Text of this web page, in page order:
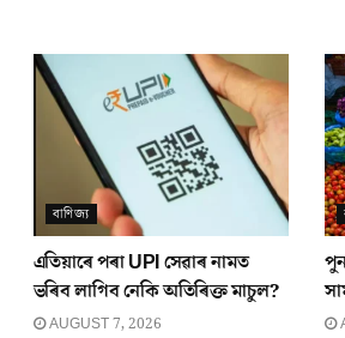
বাণিজ্য
এতিয়াৰে পৰা UPI সেৱাৰ নামত
ভৰিব লাগিব নেকি অতিৰিক্ত মাচুল?
AUGUST 7, 2026